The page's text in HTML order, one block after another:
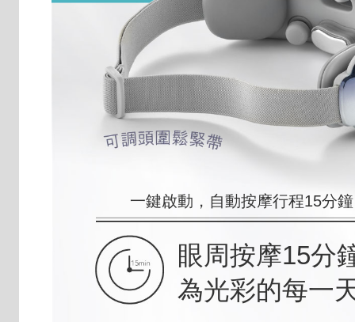
一鍵啟動，自動按摩行程15分鐘
眼周按摩15分
為光彩的每一